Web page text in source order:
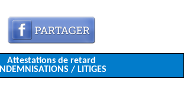
Attestations de retard
INDEMNISATIONS / LITIGES